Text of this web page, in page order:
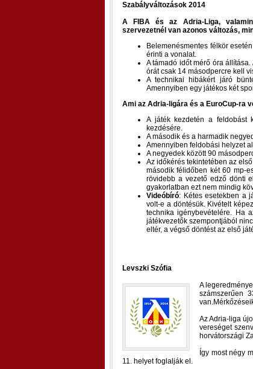
Szabályváltozások 2014
A FIBA és az Adria-Liga,
szervezetnél van azonos változás,
Belemenésmentes félkör
érinti a vonalat.
A támadó időt mérő óra
órát csak 14 másodpercre kell
A technikai hibákért járó
Amennyiben egy játékos két
Ami az Adria-ligára és a EuroCup-ra
A játék kezdetén a feldobást
kezdésére.
A második és a harmadik
Amennyiben feldobási helyzet
A negyedek között 90
Az időkérés tekintetében az
második félidőben két 60 mp-
rövidebb a vezető edző dönti
gyakorlatban ezt nem mindig
Videóbíró: Kétes esetekben a
volt-e a döntésük. Kivételt
technika igénybevételére. Ha
játékvezetők szempontjából
eltér, a végső döntést az első
Levszki Szófia
A
számszerűen
Az Adria-liga
vereséget
horvátországi
Így most négy
11. helyet foglalják el.